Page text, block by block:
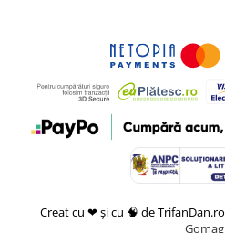
Creat cu ❤ și cu 🧠 de TrifanDan.ro
Gomag